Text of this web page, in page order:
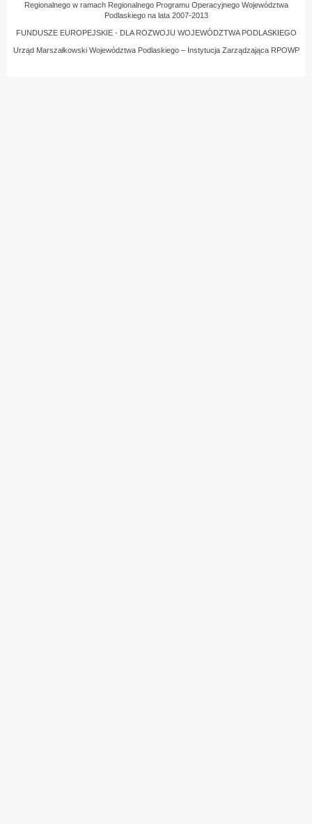
Regionalnego w ramach Regionalnego Programu Operacyjnego Województwa
Podlaskiego na lata 2007-2013
FUNDUSZE EUROPEJSKIE - DLA ROZWOJU WOJEWÓDZTWA PODLASKIEGO
Urząd Marszałkowski Województwa Podlaskiego – Instytucja Zarządzająca RPOWP